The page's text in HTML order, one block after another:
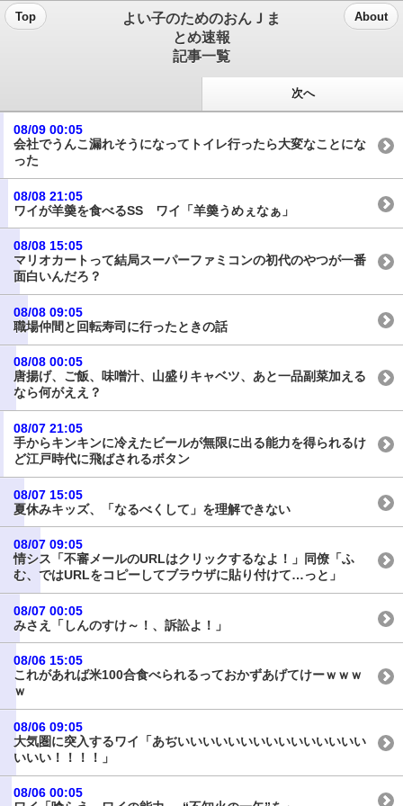
Top
よい子のためのおんＪま
とめ速報
記事一覧
About
次へ
08/09 00:05
会社でうんこ漏れそうになってトイレ行ったら大変なことにな
った
08/08 21:05
ワイが羊羮を食べるSS ワイ「羊羮うめぇなぁ」
08/08 15:05
マリオカートって結局スーパーファミコンの初代のやつが一番
面白いんだろ？
08/08 09:05
職場仲間と回転寿司に行ったときの話
08/08 00:05
唐揚げ、ご飯、味噌汁、山盛りキャベツ、あと一品副菜加える
なら何がええ？
08/07 21:05
手からキンキンに冷えたビールが無限に出る能力を得られるけ
ど江戸時代に飛ばされるボタン
08/07 15:05
夏休みキッズ、「なるべくして」を理解できない
08/07 09:05
情シス「不審メールのURLはクリックするなよ！」同僚「ふ
む、ではURLをコピーしてブラウザに貼り付けて…っと」
08/07 00:05
みさえ「しんのすけ～！、訴訟よ！」
08/06 15:05
これがあれば米100合食べられるっておかずあげてけーｗｗｗ
ｗ
08/06 09:05
大気圏に突入するワイ「あぢいいいいいいいいいいいいいいい
いいい！！！！」
08/06 00:05